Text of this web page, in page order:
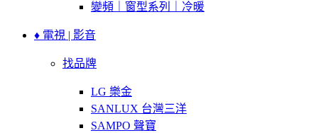
變頻｜窗型系列｜冷暖
♦ 電視 | 影音
找品牌
LG 樂金
SANLUX 台灣三洋
SAMPO 聲寶